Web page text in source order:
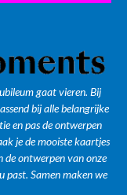
gaat vieren. Bij
bij alle belangrijke
en pas de ontwerpen
je de mooiste kaartjes
de ontwerpen van onze
past. Samen maken we